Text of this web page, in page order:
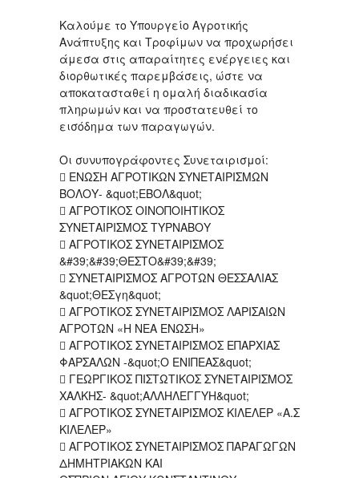
Καλούμε το Υπουργείο Αγροτικής
Ανάπτυξης και Τροφίμων να προχωρήσει
άμεσα στις απαραίτητες ενέργειες και
διορθωτικές παρεμβάσεις, ώστε να
αποκατασταθεί η ομαλή διαδικασία
πληρωμών και να προστατευθεί το
εισόδημα των παραγωγών.
Οι συνυπογράφοντες Συνεταιρισμοί:
 ΕΝΩΣΗ ΑΓΡΟΤΙΚΩΝ ΣΥΝΕΤΑΙΡΙΣΜΩΝ
ΒΟΛΟΥ- &quot;ΕΒΟΛ&quot;
 ΑΓΡΟΤΙΚΟΣ ΟΙΝΟΠΟΙΗΤΙΚΟΣ
ΣΥΝΕΤΑΙΡΙΣΜΟΣ ΤΥΡΝΑΒΟΥ
 ΑΓΡΟΤΙΚΟΣ ΣΥΝΕΤΑΙΡΙΣΜΟΣ
&#39;&#39;ΘΕΣΤΟ&#39;&#39;
 ΣΥΝΕΤΑΙΡΙΣΜΟΣ ΑΓΡΟΤΩΝ ΘΕΣΣΑΛΙΑΣ
&quot;ΘΕΣγη&quot;
 ΑΓΡΟΤΙΚΟΣ ΣΥΝΕΤΑΙΡΙΣΜΟΣ ΛΑΡΙΣΑΙΩΝ
ΑΓΡΟΤΩΝ «Η ΝΕΑ ΕΝΩΣΗ»
 ΑΓΡΟΤΙΚΟΣ ΣΥΝΕΤΑΙΡΙΣΜΟΣ ΕΠΑΡΧΙΑΣ
ΦΑΡΣΑΛΩΝ -&quot;Ο ΕΝΙΠΕΑΣ&quot;
 ΓΕΩΡΓΙΚΟΣ ΠΙΣΤΩΤΙΚΟΣ ΣΥΝΕΤΑΙΡΙΣΜΟΣ
ΧΑΛΚΗΣ- &quot;ΑΛΛΗΛΕΓΓΥΗ&quot;
 ΑΓΡΟΤΙΚΟΣ ΣΥΝΕΤΑΙΡΙΣΜΟΣ ΚΙΛΕΛΕΡ «Α.Σ
ΚΙΛΕΛΕΡ»
 ΑΓΡΟΤΙΚΟΣ ΣΥΝΕΤΑΙΡΙΣΜΟΣ ΠΑΡΑΓΩΓΩΝ
ΔΗΜΗΤΡΙΑΚΩΝ ΚΑΙ